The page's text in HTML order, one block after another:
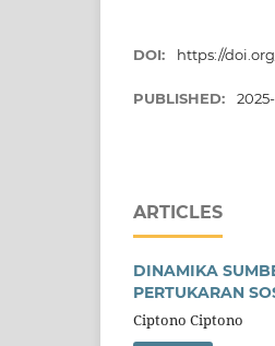
DOI: https://
PUBLISHED:
ARTICLES
DINAMIKA
PERTUKARAN
Ciptono Ciptono